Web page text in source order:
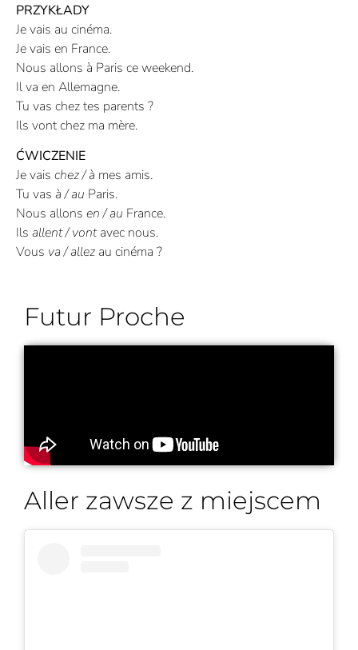
PRZYKŁADY
Je vais au cinéma.
Je vais en France.
Nous allons à Paris ce weekend.
Il va en Allemagne.
Tu vas chez tes parents ?
Ils vont chez ma mère.
ĆWICZENIE
Je vais chez / à mes amis.
Tu vas à / au Paris.
Nous allons en / au France.
Ils allent / vontavec nous.
Vous va / allez au cinéma ?
Futur Proche
Aller zawsze z miejscem